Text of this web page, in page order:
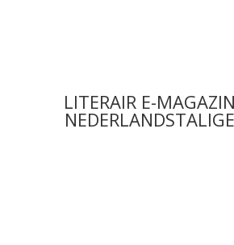
LITERAIR E-